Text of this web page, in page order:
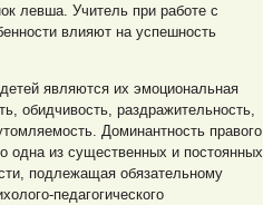
левша. Учитель при работе с
влияют на успешность
являются их эмоциональная
обидчивость, раздражительность,
Доминантность правого
одна из существенных и постоянных
подлежащая обязательному
педагогического